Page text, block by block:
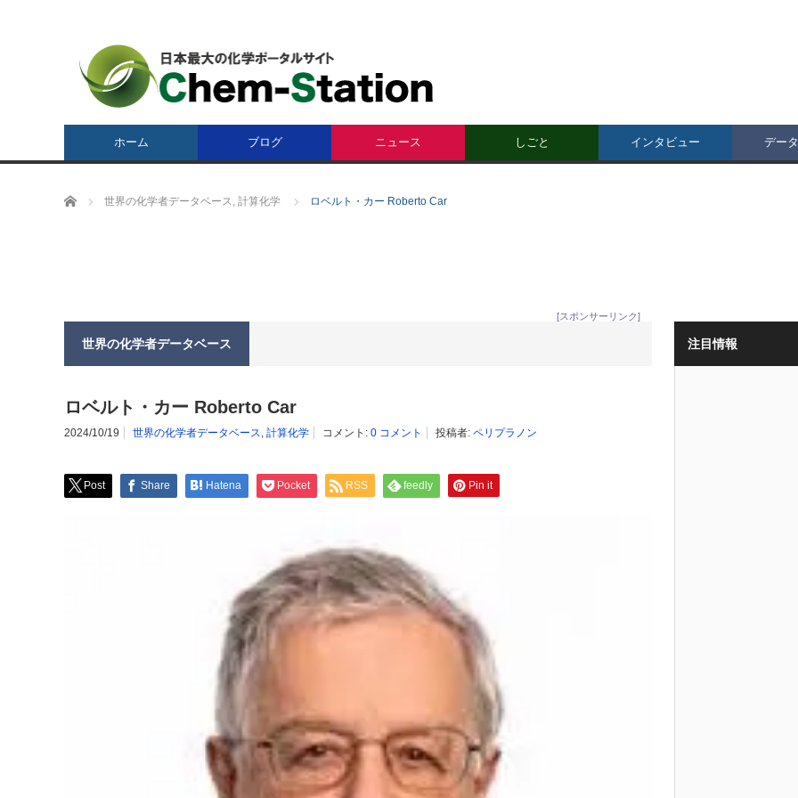
ホーム ブログ ニュース しごと インタビュー デー
ホーム 世界の化学者データベース, 計算化学 ロベルト・カー Roberto Car
[スポンサーリンク]
世界の化学者データベース
ロベルト・カー Roberto Car
2024/10/19 世界の化学者データベース, 計算化学 コメント: 0 コメント 投稿者: ペリプラノン
Post Share Hatena Pocket RSS feedly Pin it
注目情報